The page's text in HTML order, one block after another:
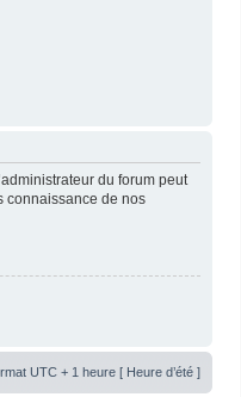
du forum peut
connaissance de nos
UTC + 1 heure [ Heure d’été ]